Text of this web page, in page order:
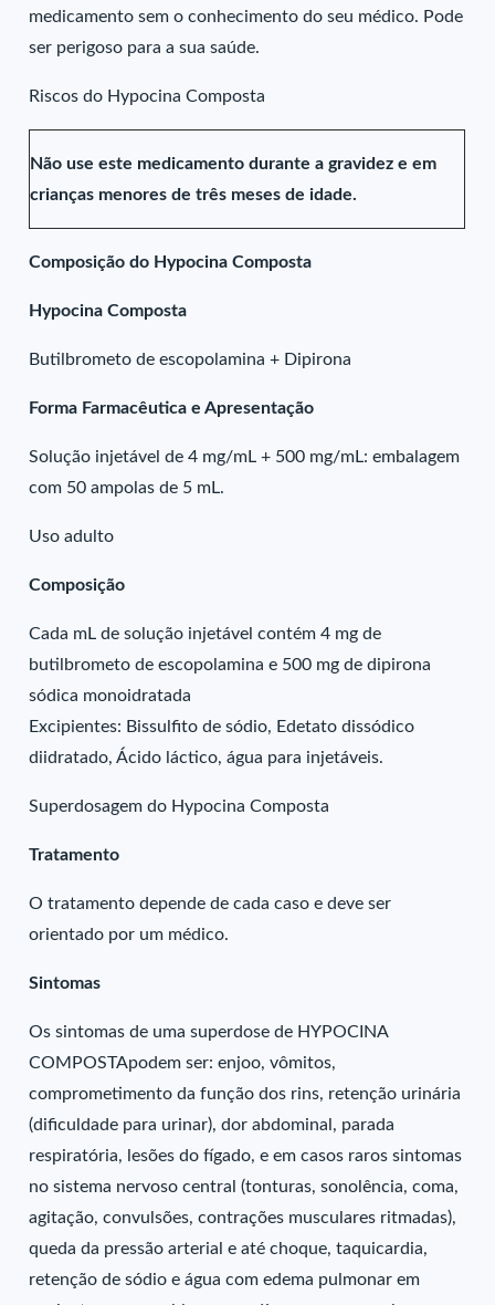
medicamento sem o conhecimento do seu médico. Pode
ser perigoso para a sua saúde.
Riscos do Hypocina Composta
Não use este medicamento durante a gravidez e em
crianças menores de três meses de idade.
Composição do Hypocina Composta
Hypocina Composta
Butilbrometo de escopolamina + Dipirona
Forma Farmacêutica e Apresentação
Solução injetável de 4 mg/mL + 500 mg/mL: embalagem
com 50 ampolas de 5 mL.
Uso adulto
Composição
Cada mL de solução injetável contém 4 mg de
butilbrometo de escopolamina e 500 mg de dipirona
sódica monoidratada
Excipientes: Bissulfito de sódio, Edetato dissódico
diidratado, Ácido láctico, água para injetáveis.
Superdosagem do Hypocina Composta
Tratamento
O tratamento depende de cada caso e deve ser
orientado por um médico.
Sintomas
Os sintomas de uma superdose de HYPOCINA
COMPOSTApodem ser: enjoo, vômitos,
comprometimento da função dos rins, retenção urinária
(dificuldade para urinar), dor abdominal, parada
respiratória, lesões do fígado, e em casos raros sintomas
no sistema nervoso central (tonturas, sonolência, coma,
agitação, convulsões, contrações musculares ritmadas),
queda da pressão arterial e até choque, taquicardia,
retenção de sódio e água com edema pulmonar em